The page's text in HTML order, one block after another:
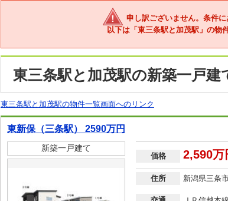
申し訳ございません。条件
以下は「東三条駅と加茂駅」の物
東三条駅と加茂駅の新築一戸建
東三条駅と加茂駅の物件一覧画面へのリンク
東新保（三条駅） 2590万円
新築一戸建て
価格 2,590万
住所 新潟県三条